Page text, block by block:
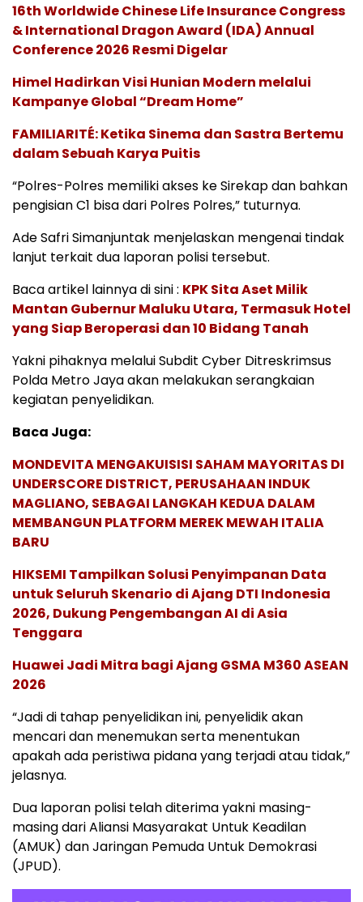
16th Worldwide Chinese Life Insurance Congress
& International Dragon Award (IDA) Annual
Conference 2026 Resmi Digelar
Himel Hadirkan Visi Hunian Modern melalui
Kampanye Global “Dream Home”
FAMILIARITÉ: Ketika Sinema dan Sastra Bertemu
dalam Sebuah Karya Puitis
“Polres-Polres memiliki akses ke Sirekap dan bahkan
pengisian C1 bisa dari Polres Polres,” tuturnya.
Ade Safri Simanjuntak menjelaskan mengenai tindak
lanjut terkait dua laporan polisi tersebut.
Baca artikel lainnya di sini : KPK Sita Aset Milik
Mantan Gubernur Maluku Utara, Termasuk Hotel
yang Siap Beroperasi dan 10 Bidang Tanah
Yakni pihaknya melalui Subdit Cyber Ditreskrimsus
Polda Metro Jaya akan melakukan serangkaian
kegiatan penyelidikan.
Baca Juga:
MONDEVITA MENGAKUISISI SAHAM MAYORITAS DI
UNDERSCORE DISTRICT, PERUSAHAAN INDUK
MAGLIANO, SEBAGAI LANGKAH KEDUA DALAM
MEMBANGUN PLATFORM MEREK MEWAH ITALIA
BARU
HIKSEMI Tampilkan Solusi Penyimpanan Data
untuk Seluruh Skenario di Ajang DTI Indonesia
2026, Dukung Pengembangan AI di Asia
Tenggara
Huawei Jadi Mitra bagi Ajang GSMA M360 ASEAN
2026
“Jadi di tahap penyelidikan ini, penyelidik akan
mencari dan menemukan serta menentukan
apakah ada peristiwa pidana yang terjadi atau tidak,”
jelasnya.
Dua laporan polisi telah diterima yakni masing-
masing dari Aliansi Masyarakat Untuk Keadilan
(AMUK) dan Jaringan Pemuda Untuk Demokrasi
(JPUD).